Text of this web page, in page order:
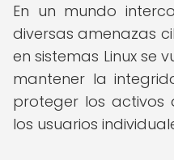
En un mundo
diversas amenazas
en sistemas Linux se
mantener la
proteger los activos
los usuarios